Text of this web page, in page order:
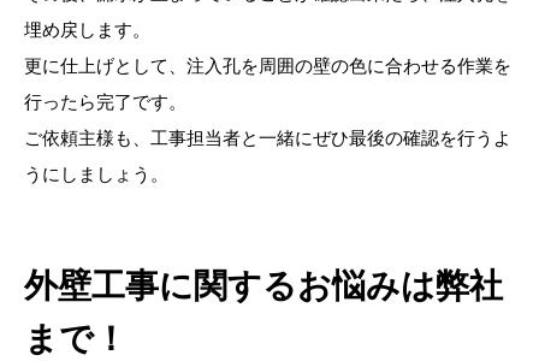
埋め戻します。
更に仕上げとして、注入孔を周囲の壁の色に合わせる作業を
行ったら完了です。
ご依頼主様も、工事担当者と一緒にぜひ最後の確認を行うよ
うにしましょう。
外壁工事に関するお悩みは弊社
まで！